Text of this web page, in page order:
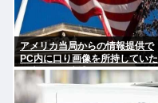
アメリカ当局からの情報提供で
PC内に口り画像を所持していた
日本人男を逮捕